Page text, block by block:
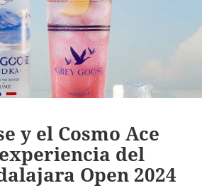
y el Cosmo Ace
del
Open 2024